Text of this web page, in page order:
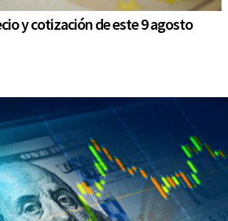
y cotización de este 9 agosto